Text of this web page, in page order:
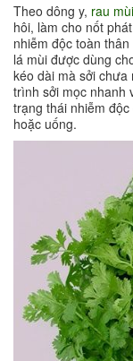
Theo dông y, rau mùi
hôi, làm cho nốt
nhiễm độc toàn
lá mùi được dùng
kéo dài mà sởi chưa
trình sởi mọc nhanh
trạng thái nhiễm
hoặc uống.